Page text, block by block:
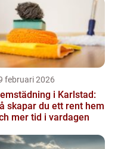
februari 2026
i Karlstad:
skapar du ett rent hem
mer tid i vardagen